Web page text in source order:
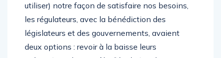
utiliser) notre façon de satisfaire nos besoins,
les régulateurs, avec la bénédiction des
législateurs et des gouvernements, avaient
deux options : revoir à la baisse leurs